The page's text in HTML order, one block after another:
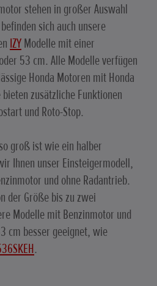
stehen in großer Auswahl
sich auch unsere
IZYModelle mit einer
53 cm. Alle Modelle verfügen
Honda Motoren mit Honda
zusätzliche Funktionen
und Roto-Stop.
groß ist wie ein halber
Ihnen unser Einsteigermodell,
und ohne Radantrieb.
der Größe bis zu zwei
Modelle mit Benzinmotor und
cm besser geeignet, wie
.